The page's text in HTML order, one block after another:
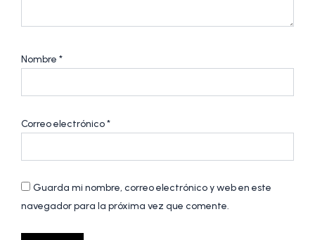
Nombre *
Correo electrónico*
Guarda mi nombre, correo electrónico y web en este
navegador para la próxima vez que comente.